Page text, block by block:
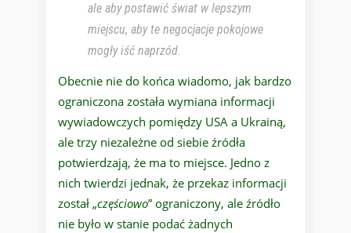
ale aby postawić świat w lepszym
miejscu, aby te negocjacje pokojowe
mogły iść naprzód.
Obecnie nie do końca wiadomo, jak bardzo
ograniczona została wymiana informacji
wywiadowczych pomiędzy USA a Ukrainą,
ale trzy niezależne od siebie źródła
potwierdzają, że ma to miejsce. Jedno z
nich twierdzi jednak, że przekaz informacji
został „częściowo” ograniczony, ale źródło
nie było w stanie podać żadnych